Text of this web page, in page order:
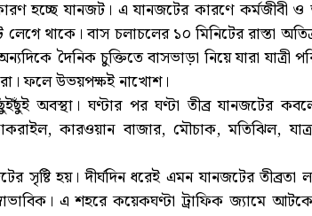
যানজট। এ যানজটের কারণে কর্মজীবী ও
থাকে। বাস চলাচলের ১০ মিনিটের রাস্তা
দৈনিক চুক্তিতে বাসভাড়া নিয়ে যারা যাত্রী
ফলে উভয়পক্ষই নাখোশ।
অবস্থা। ঘণ্টার পর ঘণ্টা তীব্র যানজটের
কারওয়ান বাজার, মৌচাক, মতিঝিল,
হয়। দীর্ঘদিন ধরেই এমন যানজটের তীব্রতা
এ শহরে কয়েকঘণ্টা ট্রাফিক জ্যামে